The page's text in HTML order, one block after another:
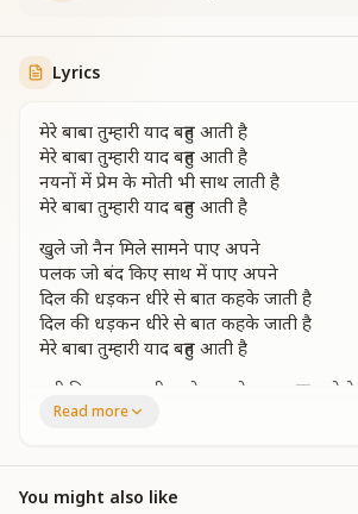
Lyrics
मेरे बाबा तुम्हारी याद बहुत आती है
मेरे बाबा तुम्हारी याद बहुत आती है
नयनों में प्रेम के मोती भी साथ लाती है
मेरे बाबा तुम्हारी याद बहुत आती है
खुले जो नैन मिले सामने पाए अपने
पलक जो बंद किए साथ में पाए अपने
दिल की धड़कन धीरे से बात कहके जाती है
दिल की धड़कन धीरे से बात कहके जाती है
मेरे बाबा तुम्हारी याद बहुत आती है
यही दिल चाहता जी भरके तुम से बात करू तुम्हे
करू
तेरे एहसान में दुनिया ये गुनगुनाती
मेरे बाबा तुम्हारी याद बहुत आती है
Read more
You might also like